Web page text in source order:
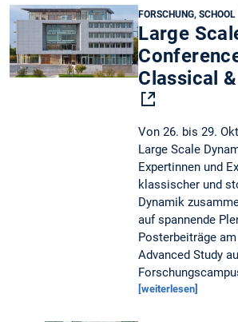
FORSCHUNG, SCHOOL
Large
Classical
Von 26. bis 29.
Large Scale
Expertinnen und
klassischer und
Dynamik
auf spannende
Posterbeiträge
Advanced Study
[weiterlesen]